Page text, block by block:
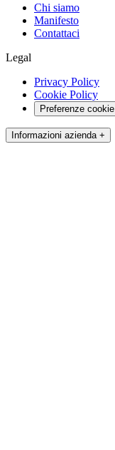
Chi siamo
Manifesto
Contattaci
Legal
Privacy Policy
Cookie Policy
Preferenze cookie
Informazioni azienda +